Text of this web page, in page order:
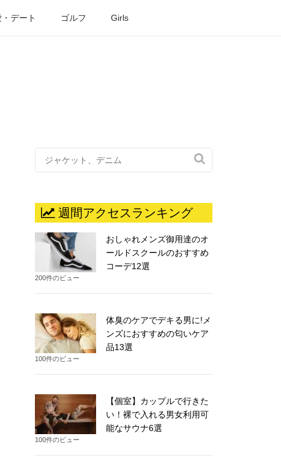
デート ゴルフ Girls

週間アクセスランキング
おしゃれメンズ御用達のオ
ールドスクールのおすすめ
コーデ12選
200件のビュー
体臭のケアでデキる男に!メ
ンズにおすすめの匂いケア
品13選
100件のビュー
【個室】カップルで行きた
い！裸で入れる男女利用可
能なサウナ6選
100件のビュー